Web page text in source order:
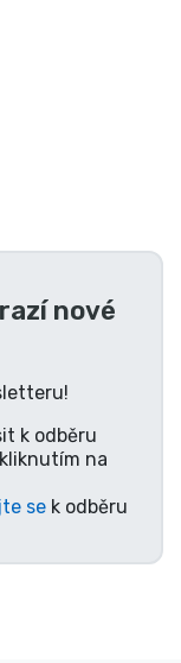
nové
k odběru
na
sek odběru